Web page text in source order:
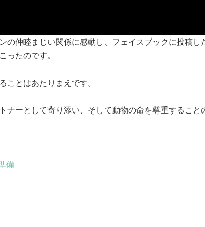
の仲睦まじい関係に感動し、フェイスブックに投稿し
ったのです。
ことはあたりまえです。
ナーとして寄り添い、そして動物の命を尊重すること
備